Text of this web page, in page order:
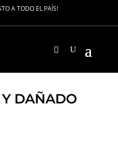
A TODO EL PAÍS!
DAÑADO